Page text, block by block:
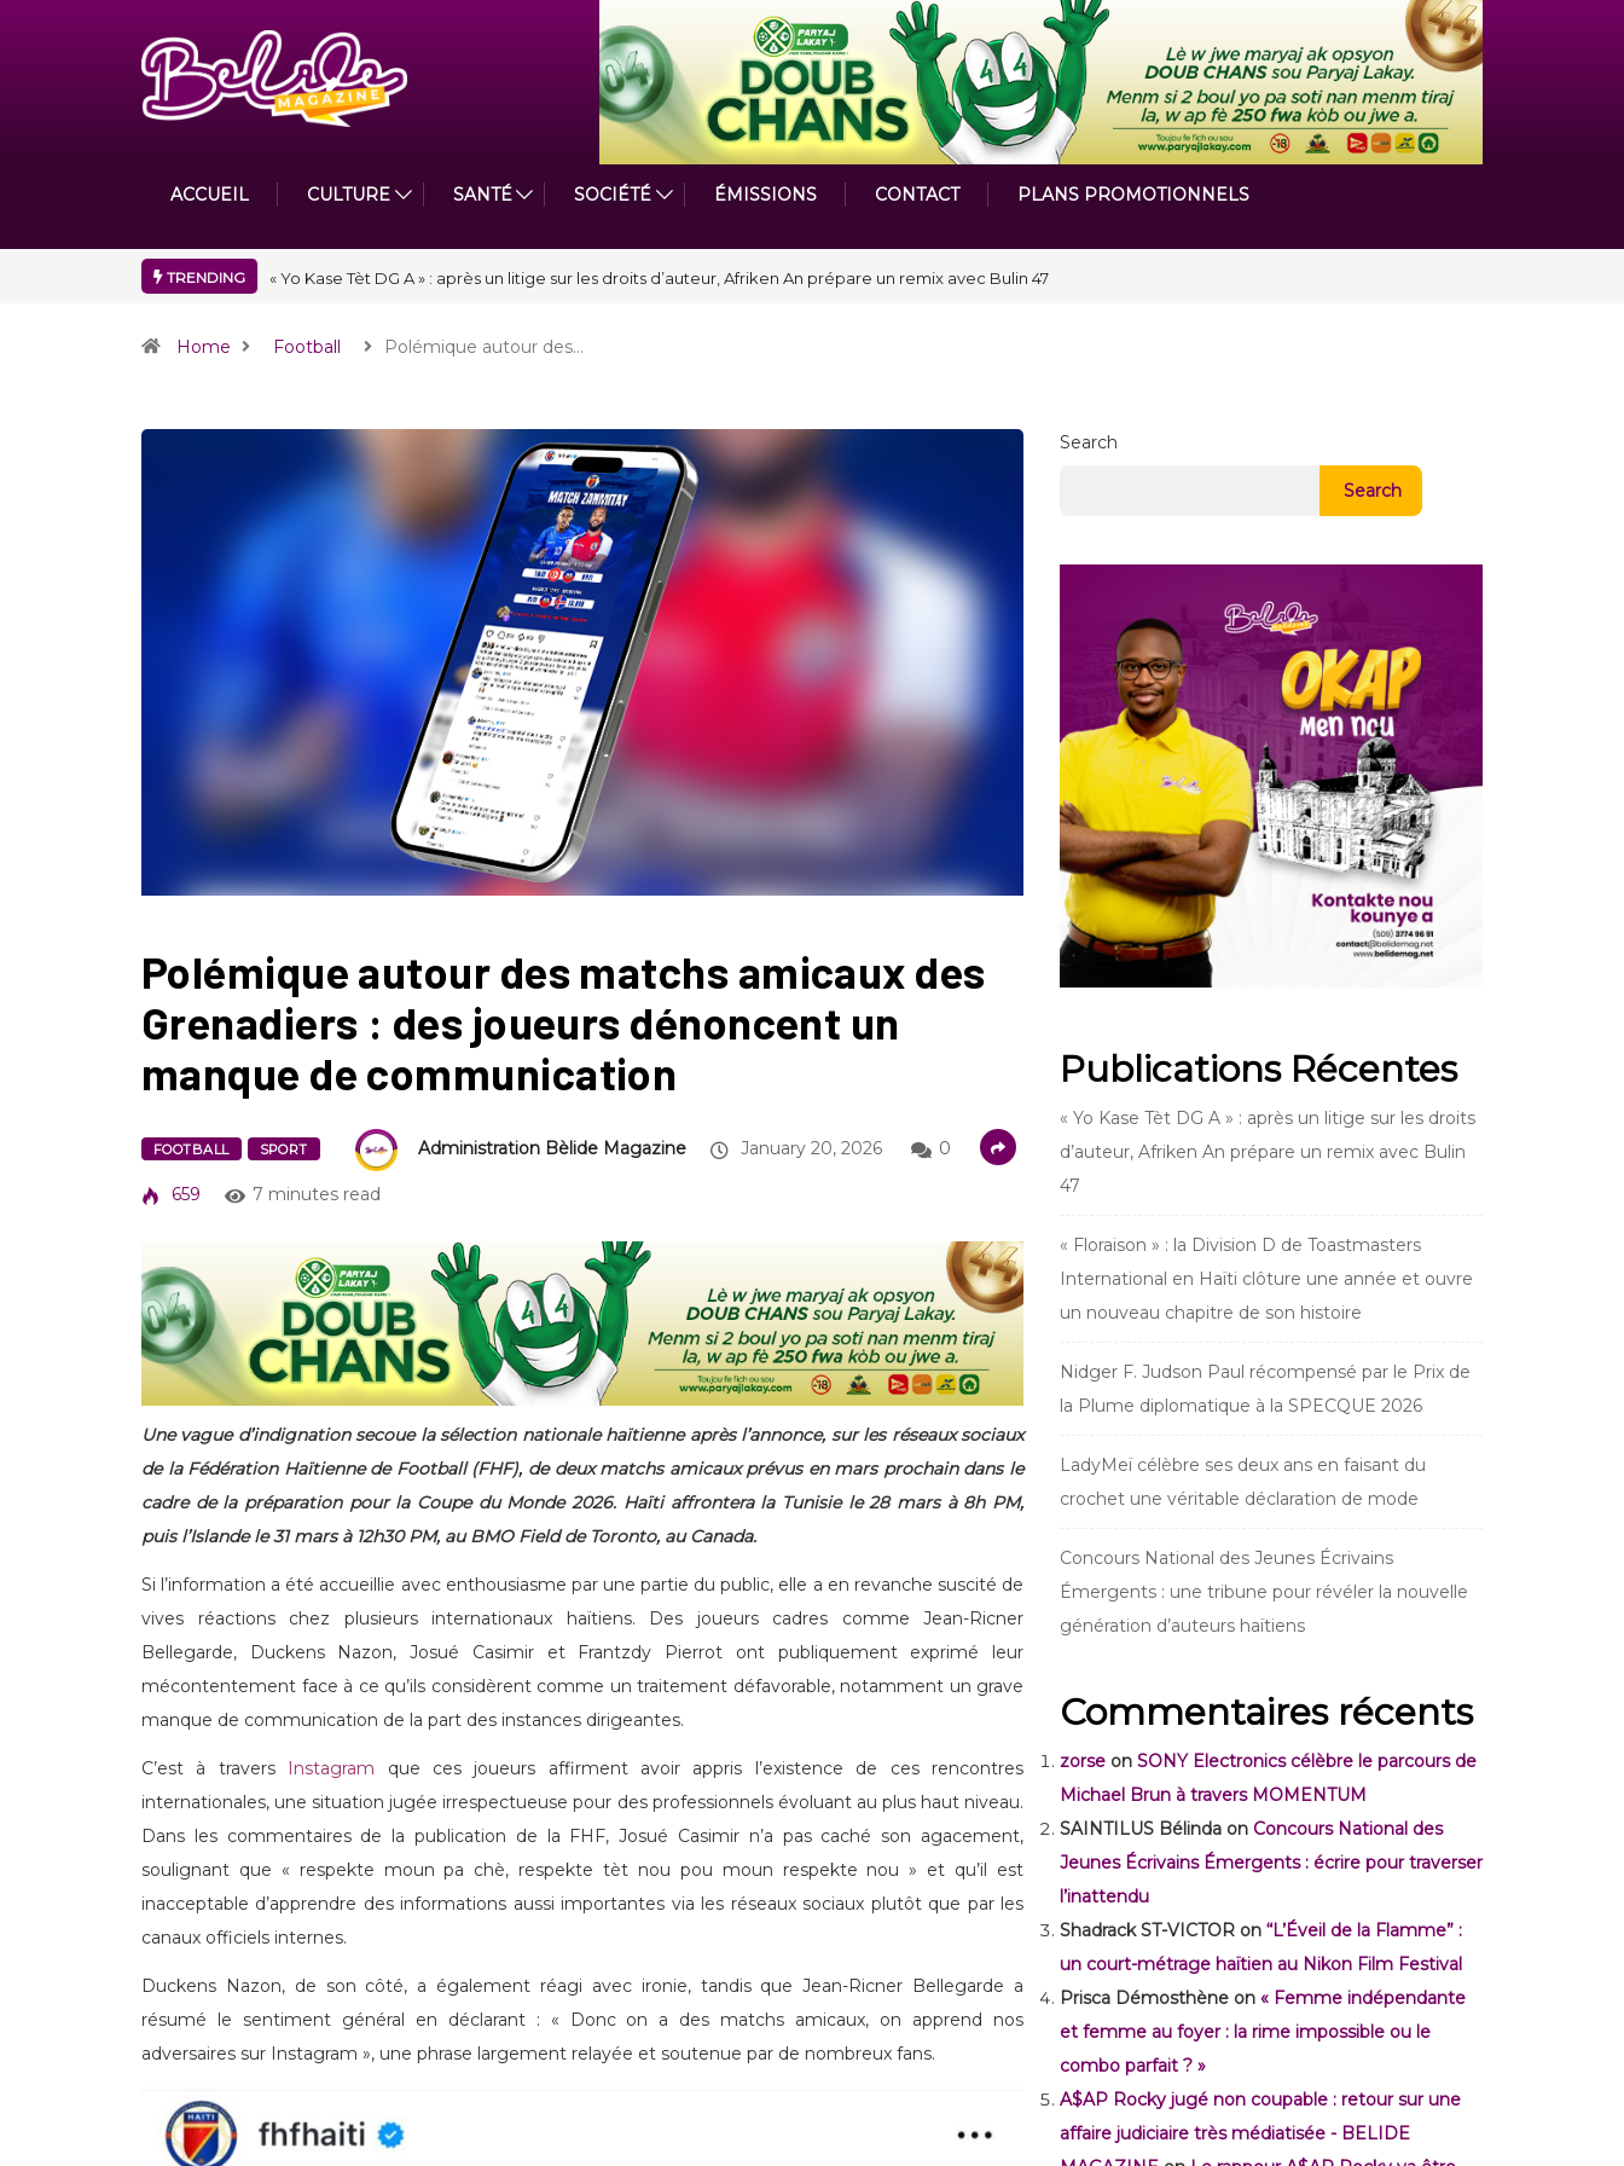
ACCUEIL CULTURE SANTÉ SOCIÉTÉ ÉMISSIONS CONTACT PLANS PROMOTIONNELS
TRENDING « Floraison » : la Division D de Toastmasters International en Haïti clôture une année et ouvre un nouveau chapitre de son histoire
Home Football Polémique autour des…
Polémique autour des matchs amicaux des
Grenadiers : des joueurs dénoncent un
manque de communication
FOOTBALL SPORT Administration Bèlide Magazine January 20, 2026 0
659 7 minutes read
Une vague d’indignation secoue la sélection nationale haïtienne après l’annonce, sur les réseaux sociaux
de la Fédération Haïtienne de Football (FHF), de deux matchs amicaux prévus en mars prochain dans le
cadre de la préparation pour la Coupe du Monde 2026. Haïti affrontera la Tunisie le 28 mars à 8h PM,
puis l’Islande le 31 mars à 12h30 PM, au BMO Field de Toronto, au Canada.
Si l’information a été accueillie avec enthousiasme par une partie du public, elle a en revanche suscité de
vives réactions chez plusieurs internationaux haïtiens. Des joueurs cadres comme Jean-Ricner
Bellegarde, Duckens Nazon, Josué Casimir et Frantzdy Pierrot ont publiquement exprimé leur
mécontentement face à ce qu’ils considèrent comme un traitement défavorable, notamment un grave
manque de communication de la part des instances dirigeantes.
C’est à travers Instagram que ces joueurs affirment avoir appris l’existence de ces rencontres
internationales, une situation jugée irrespectueuse pour des professionnels évoluant au plus haut niveau.
Dans les commentaires de la publication de la FHF, Josué Casimir n’a pas caché son agacement,
soulignant que « respekte moun pa chè, respekte tèt nou pou moun respekte nou » et qu’il est
inacceptable d’apprendre des informations aussi importantes via les réseaux sociaux plutôt que par les
canaux officiels internes.
Duckens Nazon, de son côté, a également réagi avec ironie, tandis que Jean-Ricner Bellegarde a
résumé le sentiment général en déclarant : « Donc on a des matchs amicaux, on apprend nos
adversaires sur Instagram », une phrase largement relayée et soutenue par de nombreux fans.
Search
Search
Publications Récentes
« Yo Kase Tèt DG A » : après un litige sur les droits
d’auteur, Afriken An prépare un remix avec Bulin
47
« Floraison » : la Division D de Toastmasters
International en Haïti clôture une année et ouvre
un nouveau chapitre de son histoire
Nidger F. Judson Paul récompensé par le Prix de
la Plume diplomatique à la SPECQUE 2026
LadyMeï célèbre ses deux ans en faisant du
crochet une véritable déclaration de mode
Concours National des Jeunes Écrivains
Émergents : une tribune pour révéler la nouvelle
génération d’auteurs haïtiens
Commentaires récents
zorse on SONY Electronics célèbre le parcours de
Michael Brun à travers MOMENTUM
SAINTILUS Bélinda on Concours National des
Jeunes Écrivains Émergents : écrire pour traverser
l’inattendu
Shadrack ST-VICTOR on “L’Éveil de la Flamme” :
un court-métrage haïtien au Nikon Film Festival
Prisca Démosthène on « Femme indépendante
et femme au foyer : la rime impossible ou le
combo parfait ? »
A$AP Rocky jugé non coupable : retour sur une
affaire judiciaire très médiatisée - BELIDE